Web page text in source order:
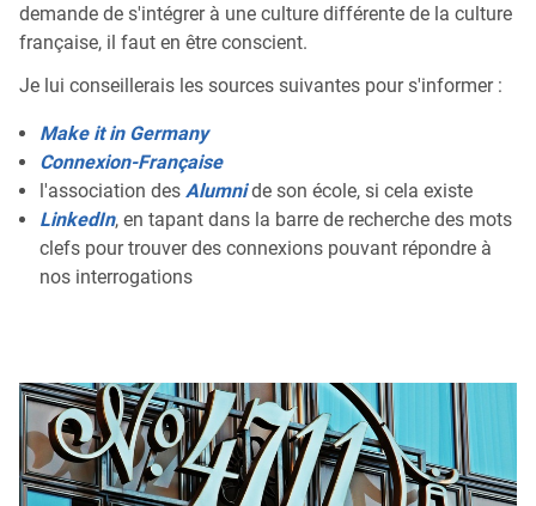
demande de s'intégrer à une culture différente de la culture
française, il faut en être conscient.
Je lui conseillerais les sources suivantes pour s'informer :
Make it in Germany
Connexion-Française
l'association des Alumnide son école, si cela existe
LinkedIn, en tapant dans la barre de recherche des mots
clefs pour trouver des connexions pouvant répondre à
nos interrogations